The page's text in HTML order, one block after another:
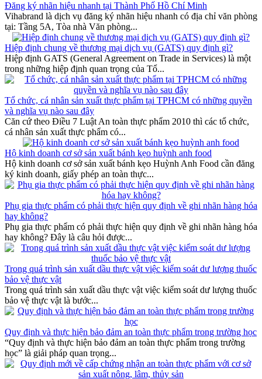
Đăng ký nhãn hiệu nhanh tại Thành Phố Hồ Chí Minh
Vihabrand là dịch vụ đăng ký nhãn hiệu nhanh có địa chỉ văn phòng
tại: Tầng 5A, Tòa nhà Văn phòng...
Hiệp định chung về thương mại dịch vụ (GATS) quy định gì?
Hiệp định GATS (General Agreement on Trade in Services) là một
trong những hiệp định quan trọng của Tổ...
Tổ chức, cá nhân sản xuất thực phẩm tại TPHCM có những quyền
và nghĩa vụ nào sau đây
Căn cứ theo Điều 7 Luật An toàn thực phẩm 2010 thì các tổ chức,
cá nhân sản xuất thực phẩm có...
Hộ kinh doanh cơ sở sản xuất bánh kẹo huỳnh anh food
Hộ kinh doanh cơ sở sản xuất bánh kẹo Huỳnh Anh Food cần đăng
ký kinh doanh, giấy phép an toàn thực...
Phụ gia thực phẩm có phải thực hiện quy định về ghi nhãn hàng hóa
hay không?
Phụ gia thực phẩm có phải thực hiện quy định về ghi nhãn hàng hóa
hay không? Đây là câu hỏi được...
Trong quá trình sản xuất dầu thực vật việc kiểm soát dư lượng thuốc
bảo vệ thực vật
Trong quá trình sản xuất dầu thực vật việc kiểm soát dư lượng thuốc
bảo vệ thực vật là bước...
Quy định và thực hiện bảo đảm an toàn thực phẩm trong trường học
“Quy định và thực hiện bảo đảm an toàn thực phẩm trong trường
học” là giải pháp quan trọng...